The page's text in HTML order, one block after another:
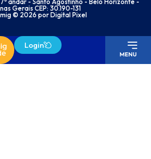
© 2026 porDigital Pixel
Gerais CEP: 30.190-131
Login